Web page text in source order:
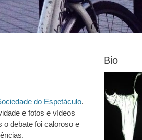
do Espetáculo.
e fotos e vídeos
debate foi caloroso e
Bio